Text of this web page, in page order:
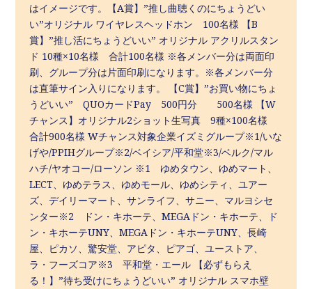
はイメージです。【A賞】”推し曲聴くのにちょうどい
い”オリジナル ワイヤレスヘッドホン 100名様 【B
賞】”推し活にちょうどいい” オリジナル アクリルスタン
ド 10種×10名様 合計100名様 ※各メンバー分は両面印
刷、グループ分は片面印刷になります。※各メンバー分
は直筆サイン入りになります。 【C賞】”お買い物にちょ
うどいい” QUOカードPay 500円分 500名様 【W
チャンス】オリジナル2ショット生写真 9種×100名様
合計900名様 Wチャンス対象企業イズミグループ※1/いな
げや/PPIHグループ※2/ベイシア/平和堂※3/ベルク/マル
ハチ/ヤオコー/ローソン ※1 ゆめタウン、ゆめマート、
LECT、ゆめテラス、ゆめモール、ゆめシティ、ユアー
ズ、デイリーマート、サンライフ、サニー、マルヨシセ
ンター※2 ドン・キホーテ、MEGAドン・キホーテ、ド
ン・キホーテUNY、MEGAドン・キホーテUNY、長崎
屋、ピカソ、驚安堂、アピタ、ピアゴ、ユーストア、
ラ・フーズコア※3 平和堂・エール 【必ずもらえ
る！】”待ち受けにちょうどいい” オリジナル スマホ壁